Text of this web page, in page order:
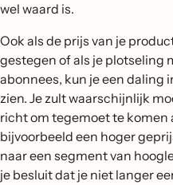
wel waard is.
Ook als de prijs van je
gestegen of als je plotseling
abonnees, kun je een daling
zien. Je zult waarschijnlijk
richt om tegemoet te komen
bijvoorbeeld een hoger
naar een segment van
je besluit dat je niet langer